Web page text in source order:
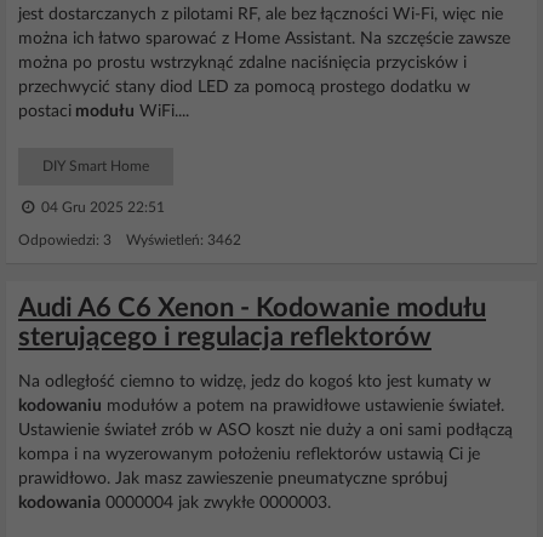
jest dostarczanych z pilotami RF, ale bez łączności Wi-Fi, więc nie
można ich łatwo sparować z Home Assistant. Na szczęście zawsze
można po prostu wstrzyknąć zdalne naciśnięcia przycisków i
przechwycić stany diod LED za pomocą prostego dodatku w
postaci modułu WiFi....
DIY Smart Home
04 Gru 2025 22:51
Odpowiedzi: 3 Wyświetleń: 3462
Audi A6 C6 Xenon - Kodowanie modułu
sterującego i regulacja reflektorów
Na odległość ciemno to widzę, jedz do kogoś kto jest kumaty w
kodowaniu modułów a potem na prawidłowe ustawienie świateł.
Ustawienie świateł zrób w ASO koszt nie duży a oni sami podłączą
kompa i na wyzerowanym położeniu reflektorów ustawią Ci je
prawidłowo. Jak masz zawieszenie pneumatyczne spróbuj
kodowania 0000004 jak zwykłe 0000003.